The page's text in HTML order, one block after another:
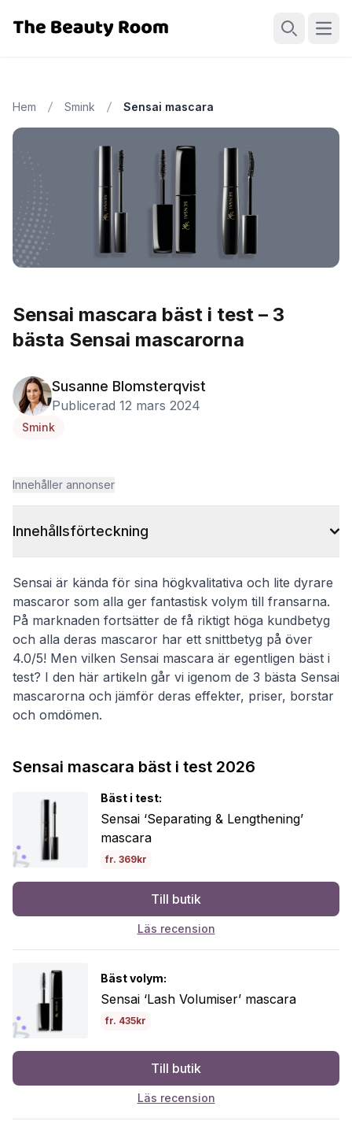
Hem Smink Sensai mascara
Sensai mascara bäst i test – 3
bästa Sensai mascarorna
Susanne Blomsterqvist
Publicerad 12 mars 2024
Smink
Innehåller annonser
Innehållsförteckning
Sensai är kända för sina högkvalitativa och lite dyrare
mascaror som alla ger fantastisk volym till fransarna.
På marknaden fortsätter de få riktigt höga kundbetyg
och alla deras mascaror har ett snittbetyg på över
4.0/5! Men vilken Sensai mascara är egentligen bäst i
test? I den här artikeln går vi igenom de 3 bästa Sensai
mascarorna och jämför deras effekter, priser, borstar
och omdömen.
Sensai mascara bäst i test 2026
Bäst i test:
Sensai ‘Separating & Lengthening’
mascara
fr. 369kr
Till butik
Läs recension
Bäst volym:
Sensai ‘Lash Volumiser’ mascara
fr. 435kr
Till butik
Läs recension